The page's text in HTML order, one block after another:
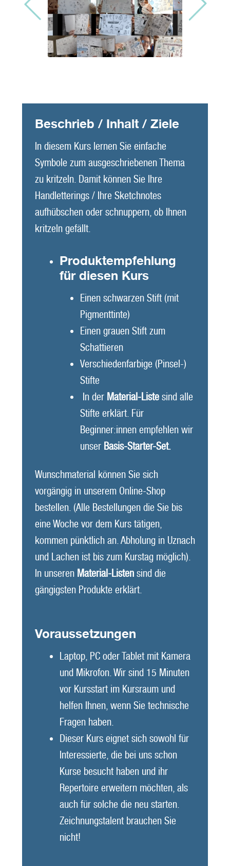
Beschrieb / Inhalt / Ziele
In diesem Kurs lernen Sie einfache
Symbole zum ausgeschriebenen Thema
zu kritzeln. Damit können Sie Ihre
Handletterings / Ihre Sketchnotes
aufhübschen oder schnuppern, ob Ihnen
kritzeln gefällt.
Produktempfehlung
für diesen Kurs
Einen schwarzen Stift (mit
Pigmenttinte)
Einen grauen Stift zum
Schattieren
Verschiedenfarbige (Pinsel-)
Stifte
In der Material-Listesind alle
Stifte erklärt. Für
Beginner:innen empfehlen wir
unser Basis-Starter-Set.
Wunschmaterial können Sie sich
vorgängig in unserem Online-Shop
bestellen. (Alle Bestellungen die Sie bis
eine Woche vor dem Kurs tätigen,
kommen pünktlich an. Abholung in Uznach
und Lachen ist bis zum Kurstag möglich).
In unseren Material-Listensind die
gängigsten Produkte erklärt.
Voraussetzungen
Laptop, PC oder Tablet mit Kamera
und Mikrofon. Wir sind 15 Minuten
vor Kursstart im Kursraum und
helfen Ihnen, wenn Sie technische
Fragen haben.
Dieser Kurs eignet sich sowohl für
Interessierte, die bei uns schon
Kurse besucht haben und ihr
Repertoire erweitern möchten, als
auch für solche die neu starten.
Zeichnungstalent brauchen Sie
nicht!